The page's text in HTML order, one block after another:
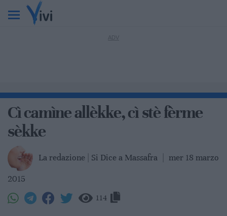
Cì camìne allèkke, cì stè fèrme
sèkke
La redazione | Si Dice a Massafra mer 18 marzo
2015
114